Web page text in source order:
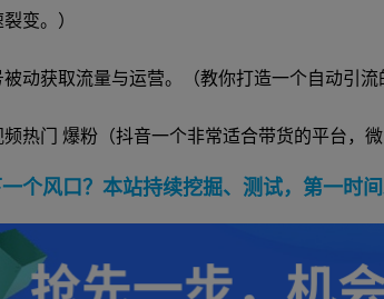
变。）
动获取流量与运营。（教你打造一个自动引流
热门 爆粉（抖音一个非常适合带货的平台，微
个风口？本站持续挖掘、测试，第一时